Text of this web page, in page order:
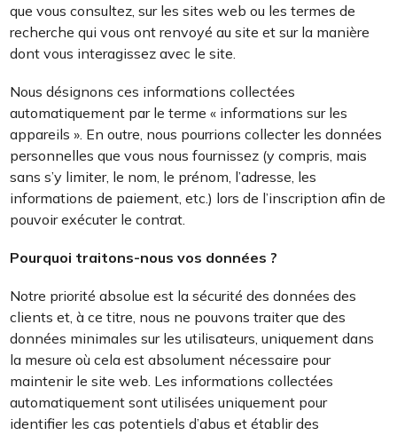
que vous consultez, sur les sites web ou les termes de
recherche qui vous ont renvoyé au site et sur la manière
dont vous interagissez avec le site.
Nous désignons ces informations collectées
automatiquement par le terme « informations sur les
appareils ». En outre, nous pourrions collecter les données
personnelles que vous nous fournissez (y compris, mais
sans s’y limiter, le nom, le prénom, l’adresse, les
informations de paiement, etc.) lors de l’inscription afin de
pouvoir exécuter le contrat.
Pourquoi traitons-nous vos données ?
Notre priorité absolue est la sécurité des données des
clients et, à ce titre, nous ne pouvons traiter que des
données minimales sur les utilisateurs, uniquement dans
la mesure où cela est absolument nécessaire pour
maintenir le site web. Les informations collectées
automatiquement sont utilisées uniquement pour
identifier les cas potentiels d’abus et établir des